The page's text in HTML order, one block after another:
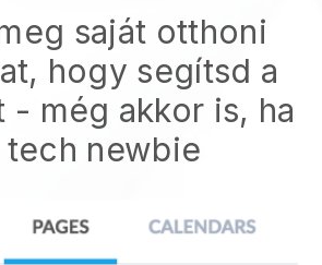
saját otthoni
hogy segítsd a
- még akkor is, ha
tech newbie